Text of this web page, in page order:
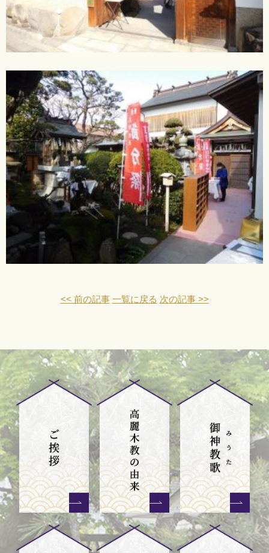
<< 前の記事 一覧に戻る 次の記事 >>